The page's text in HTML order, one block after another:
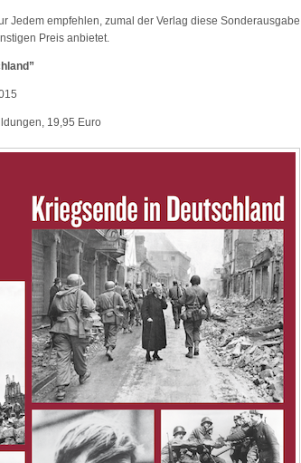
Jedem empfehlen, zumal der Verlag diese Sonderausgabe
Preis anbietet.
19,95 Euro